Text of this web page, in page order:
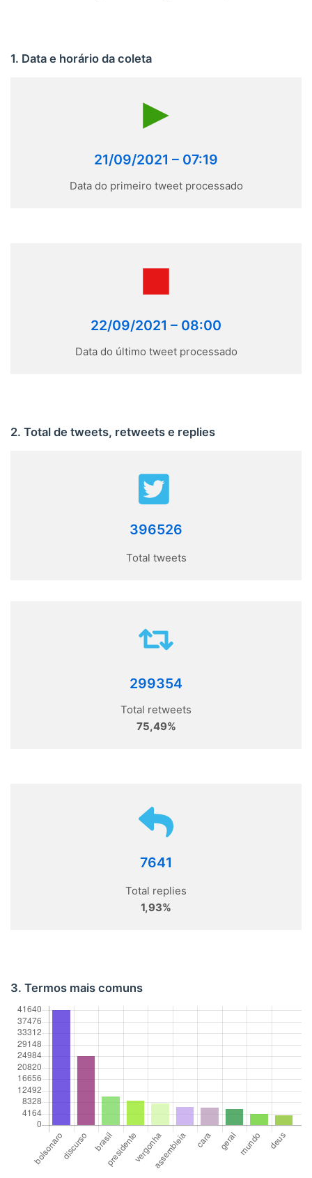
1. Data e horário da coleta
21/09/2021 – 07:19
Data do primeiro tweet processado
22/09/2021 – 08:00
Data do último tweet processado
2. Total de tweets, retweets e replies
396526
Total tweets
299354
Total retweets
75,49%
7641
Total replies
1,93%
3. Termos mais comuns